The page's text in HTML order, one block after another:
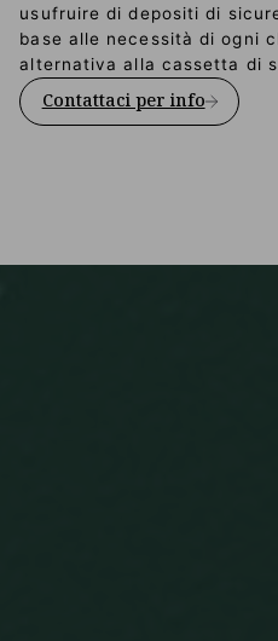
usufruire di depositi di
base alle necessità di ogni
alternativa alla cassetta di
Contattaci per info